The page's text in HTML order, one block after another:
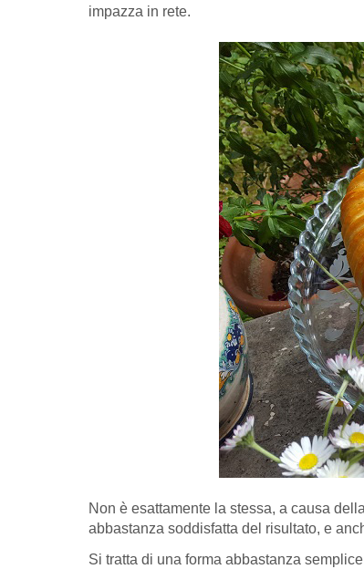
impazza in rete.
Non è esattamente la stessa, a causa
abbastanza soddisfatta del risultato, e
Si tratta di una forma abbastanza